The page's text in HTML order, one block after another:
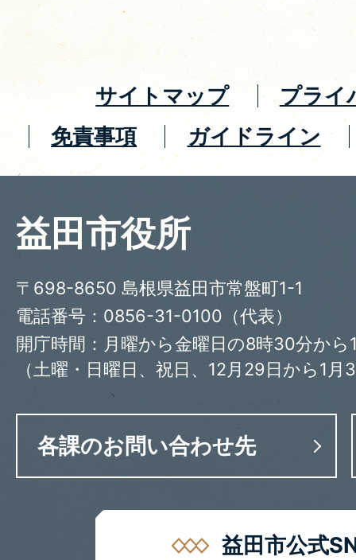
サイトマップ
プライ
免責事項
ガイドライン
益田市役所
〒698-8650 島根県益田市常盤町1-1
電話番号：0856-31-0100（代表）
開庁時間：月曜から金曜日の8時30分から
（土曜・日曜日、祝日、12月29日から1月
各課のお問い合わせ先
益田市公式